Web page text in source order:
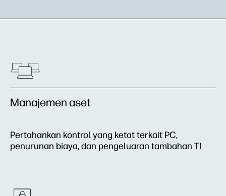
Manajemen aset
Pertahankan kontrol yang ketat terkait PC,
penurunan biaya, dan pengeluaran tambahan TI